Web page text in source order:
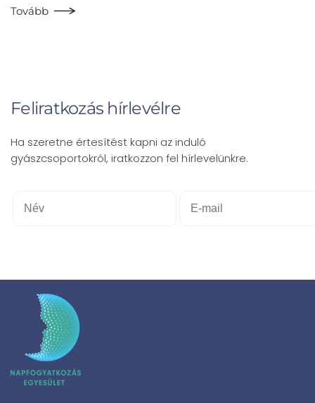
Tovább
Feliratkozás hírlevélre
Ha szeretne értesítést kapni az induló
gyászcsoportokról, iratkozzon fel hírlevelünkre.